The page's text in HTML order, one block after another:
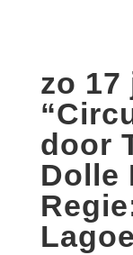
zo 17
door
Dolle